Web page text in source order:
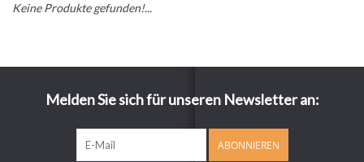
Keine Produkte gefunden!...
Melden Sie sich für unseren Newsletter an:
ABONNIEREN